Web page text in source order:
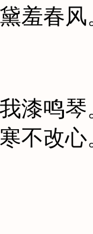
羞春
漆鸣
不改